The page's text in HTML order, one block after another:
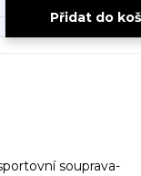
Přidat do